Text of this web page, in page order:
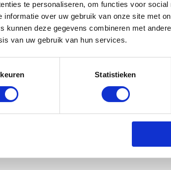
te personaliseren, om functies voor social
over uw gebruik van onze site met
kunnen deze gegevens combineren met
van uw gebruik van hun services.
Statistieken
THIRZA VLOG: HET IS